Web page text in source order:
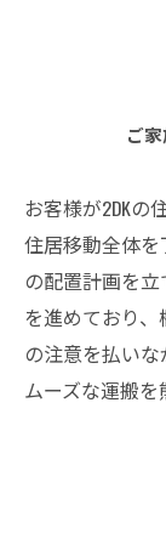
ご
お客様が2DKの
住居移動全体
の配置計画を
を進めており
の注意を払い
ムーズな運搬を